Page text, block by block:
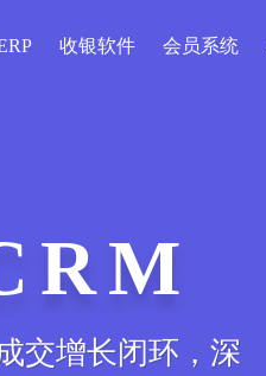
收银软件 会员系统
交增长闭环，深